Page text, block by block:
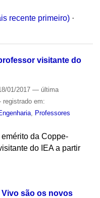
recente primeiro) ·
visitante do
01/2017 — última
em:
,
Professores
da Coppe-
do IEA a partir
Vivo são os novos